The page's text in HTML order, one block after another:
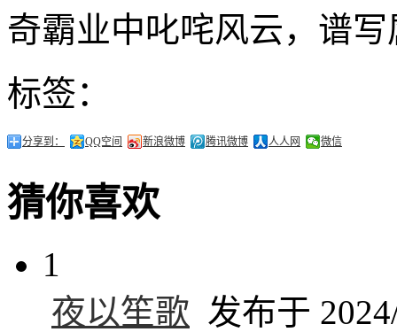
奇霸业中叱咤风云，谱
标签：
分享到： QQ空间 新浪微博 腾讯微博 人人网 微信
猜你喜欢
1
夜以笙歌 发布于